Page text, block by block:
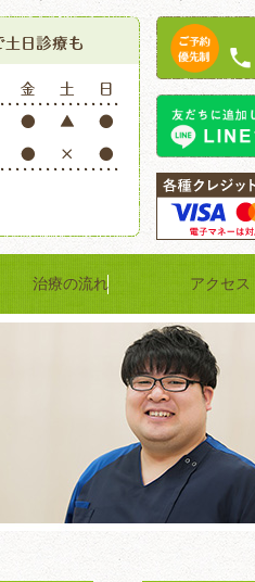
治療の流れ アクセス